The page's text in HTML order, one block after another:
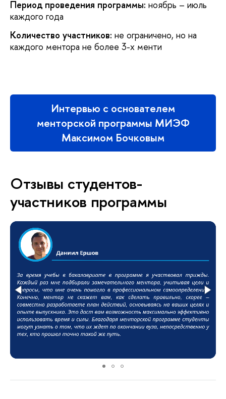
Период проведения программы: ноябрь – июль
каждого года
Количество участников: не ограничено, но на
каждого ментора не более 3-х менти
Интервью с основателем
менторской программы МИЭФ
Максимом Бочковым
Отзывы студентов-
участников программы